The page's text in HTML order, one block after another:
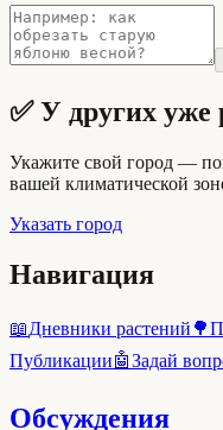
✅ У других уже
Укажите свой город —
вашей климатической
Указать город
Навигация
📖Дневники растений 🌳
Публикации🤖Задай
Обсуждения